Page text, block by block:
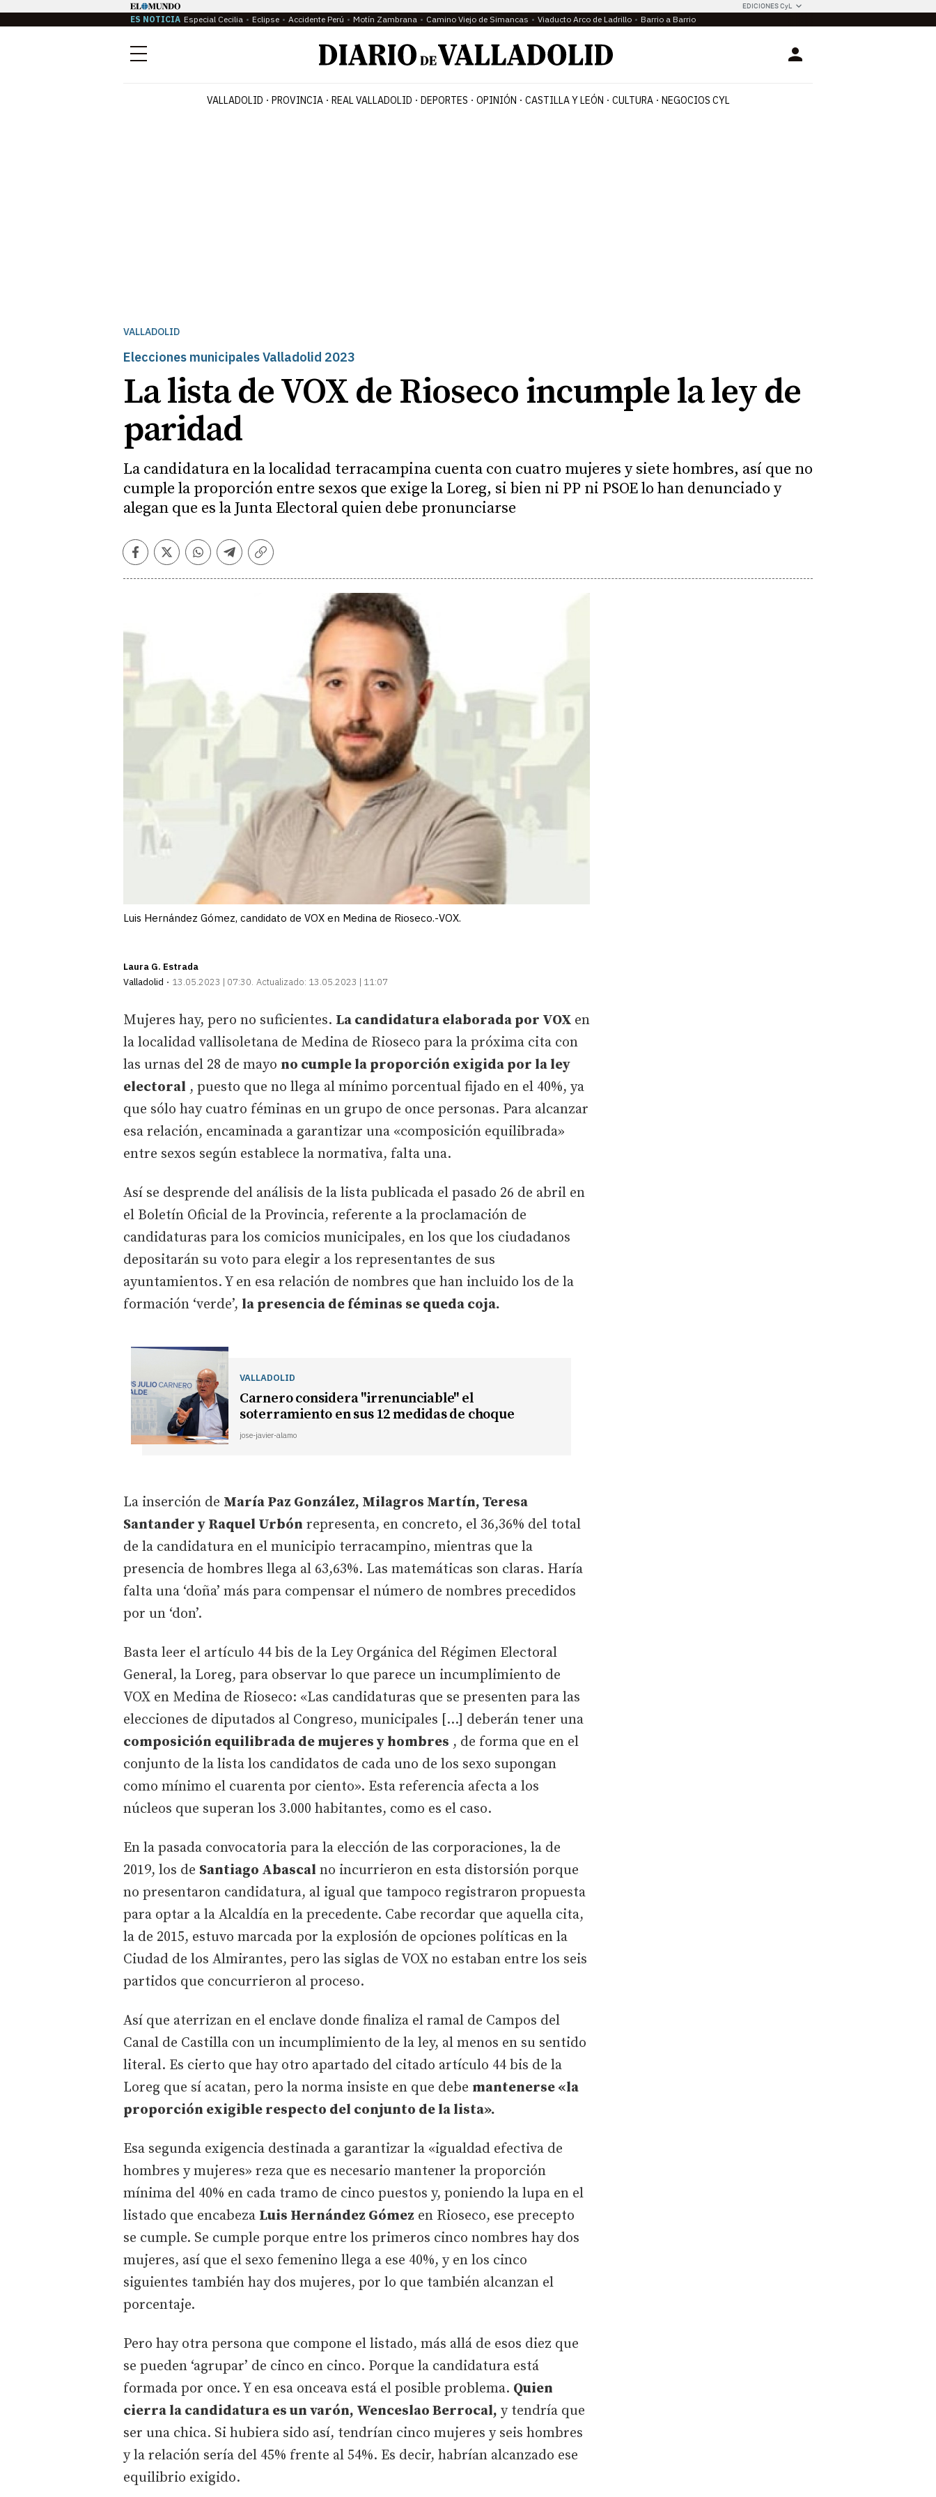
EDICIONES CyL
ES NOTICIA Especial Cecilia Eclipse Accidente Perú Motín Zambrana Camino Viejo de Simancas Viaducto Arco de Ladrillo Barrio a Barrio
Menú Login
VALLADOLID PROVINCIA REAL VALLADOLID DEPORTES OPINIÓN CASTILLA Y LEÓN CULTURA NEGOCIOS CYL
VALLADOLID
Elecciones municipales Valladolid 2023
La lista de VOX de Rioseco incumple la ley de
paridad
La candidatura en la localidad terracampina cuenta con cuatro mujeres y siete hombres, así que no
cumple la proporción entre sexos que exige la Loreg, si bien ni PP ni PSOE lo han denunciado y
alegan que es la Junta Electoral quien debe pronunciarse
Facebook
TwitterWhatsapp
Telegram
Copiar
Luis Hernández Gómez, candidato de VOX en Medina de Rioseco.-VOX.
Laura G. Estrada
Valladolid
13.05.2023 | 07:30 Actualizado: 13.05.2023 | 11:07
Mujeres hay, pero no suficientes. La candidatura elaborada por VOX en
la localidad vallisoletana de Medina de Rioseco para la próxima cita con
las urnas del 28 de mayo no cumple la proporción exigida por la ley
electoral , puesto que no llega al mínimo porcentual fijado en el 40%, ya
que sólo hay cuatro féminas en un grupo de once personas. Para alcanzar
esa relación, encaminada a garantizar una «composición equilibrada»
entre sexos según establece la normativa, falta una.
Así se desprende del análisis de la lista publicada el pasado 26 de abril en
el Boletín Oficial de la Provincia, referente a la proclamación de
candidaturas para los comicios municipales, en los que los ciudadanos
depositarán su voto para elegir a los representantes de sus
ayuntamientos. Y en esa relación de nombres que han incluido los de la
formación ‘verde’, la presencia de féminas se queda coja.
VALLADOLID
Carnero considera "irrenunciable" el
soterramiento en sus 12 medidas de choque
jose-javier-alamo
La inserción de María Paz González, Milagros Martín, Teresa
Santander y Raquel Urbón representa, en concreto, el 36,36% del total
de la candidatura en el municipio terracampino, mientras que la
presencia de hombres llega al 63,63%. Las matemáticas son claras. Haría
falta una ‘doña’ más para compensar el número de nombres precedidos
por un ‘don’.
Basta leer el artículo 44 bis de la Ley Orgánica del Régimen Electoral
General, la Loreg, para observar lo que parece un incumplimiento de
VOX en Medina de Rioseco: «Las candidaturas que se presenten para las
elecciones de diputados al Congreso, municipales [...] deberán tener una
composición equilibrada de mujeres y hombres , de forma que en el
conjunto de la lista los candidatos de cada uno de los sexo supongan
como mínimo el cuarenta por ciento». Esta referencia afecta a los
núcleos que superan los 3.000 habitantes, como es el caso.
En la pasada convocatoria para la elección de las corporaciones, la de
2019, los de Santiago Abascal no incurrieron en esta distorsión porque
no presentaron candidatura, al igual que tampoco registraron propuesta
para optar a la Alcaldía en la precedente. Cabe recordar que aquella cita,
la de 2015, estuvo marcada por la explosión de opciones políticas en la
Ciudad de los Almirantes, pero las siglas de VOX no estaban entre los seis
partidos que concurrieron al proceso.
Así que aterrizan en el enclave donde finaliza el ramal de Campos del
Canal de Castilla con un incumplimiento de la ley, al menos en su sentido
literal. Es cierto que hay otro apartado del citado artículo 44 bis de la
Loreg que sí acatan, pero la norma insiste en que debe mantenerse «la
proporción exigible respecto del conjunto de la lista».
Esa segunda exigencia destinada a garantizar la «igualdad efectiva de
hombres y mujeres» reza que es necesario mantener la proporción
mínima del 40% en cada tramo de cinco puestos y, poniendo la lupa en el
listado que encabeza Luis Hernández Gómez en Rioseco, ese precepto
se cumple. Se cumple porque entre los primeros cinco nombres hay dos
mujeres, así que el sexo femenino llega a ese 40%, y en los cinco
siguientes también hay dos mujeres, por lo que también alcanzan el
porcentaje.
Pero hay otra persona que compone el listado, más allá de esos diez que
se pueden ‘agrupar’ de cinco en cinco. Porque la candidatura está
formada por once. Y en esa onceava está el posible problema. Quien
cierra la candidatura es un varón, Wenceslao Berrocal, y tendría que
ser una chica. Si hubiera sido así, tendrían cinco mujeres y seis hombres
y la relación sería del 45% frente al 54%. Es decir, habrían alcanzado ese
equilibrio exigido.